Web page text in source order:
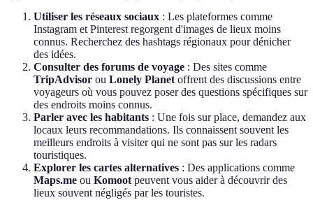
Utiliser les réseaux sociaux : Les plateformes comme
Instagram et Pinterest regorgent d'images de lieux moins
connus. Recherchez des hashtags régionaux pour dénicher
des idées.
Consulter des forums de voyage : Des sites comme
TripAdvisor ou Lonely Planet offrent des discussions entre
voyageurs où vous pouvez poser des questions spécifiques sur
des endroits moins connus.
Parler avec les habitants : Une fois sur place, demandez aux
locaux leurs recommandations. Ils connaissent souvent les
meilleurs endroits à visiter qui ne sont pas sur les radars
touristiques.
Explorer les cartes alternatives : Des applications comme
Maps.me ou Komoot peuvent vous aider à découvrir des
lieux souvent négligés par les touristes.